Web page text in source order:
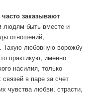
заказывают
людям быть вместе и
отношений,
Такую любовную ворожбу
практикую, именно
насилия, только
в паре за счет
чувства любви, страсти,